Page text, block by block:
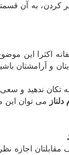
به آن
اکثرا
و آرامشتان
تکان ندهید و
می توان این
اجازه